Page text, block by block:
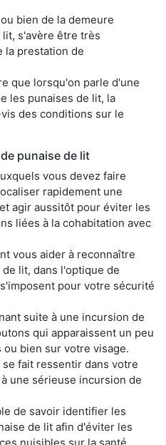
bien de la demeure
s'avère être très
la prestation de
que lorsqu'on parle d'une
les punaises de lit, la
des conditions sur le
punaise de lit
vous devez faire
rapidement une
agir aussitôt pour éviter les
liées à la cohabitation avec
vous aider à reconnaître
lit, dans l'optique de
pour votre sécurité
suite à une incursion de
qui apparaissent un peu
bien sur votre visage.
fait ressentir dans votre
une sérieuse incursion de
de savoir identifier les
de lit afin d'éviter les